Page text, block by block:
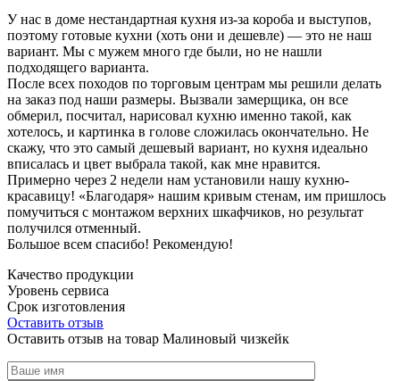
У нас в доме нестандартная кухня из-за короба и выступов,
поэтому готовые кухни (хоть они и дешевле) — это не наш
вариант. Мы с мужем много где были, но не нашли
подходящего варианта.
После всех походов по торговым центрам мы решили делать
на заказ под наши размеры. Вызвали замерщика, он все
обмерил, посчитал, нарисовал кухню именно такой, как
хотелось, и картинка в голове сложилась окончательно. Не
скажу, что это самый дешевый вариант, но кухня идеально
вписалась и цвет выбрала такой, как мне нравится.
Примерно через 2 недели нам установили нашу кухню-
красавицу! «Благодаря» нашим кривым стенам, им пришлось
помучиться с монтажом верхних шкафчиков, но результат
получился отменный.
Большое всем спасибо! Рекомендую!
Качество продукции
Уровень сервиса
Срок изготовления
Оставить отзыв
Оставить отзыв на товар Малиновый чизкейк